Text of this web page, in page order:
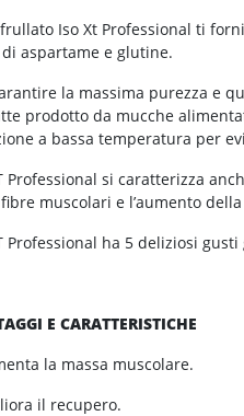
Iso Xt Professional ti
aspartame e glutine.
la massima purezza e
prodotto da mucche
a bassa temperatura per
Professional si caratterizza
muscolari e l’aumento
Professional ha 5 deliziosi
E CARATTERISTICHE
la massa muscolare.
il recupero.